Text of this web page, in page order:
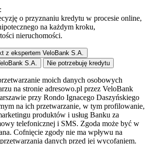
o przyznaniu kredytu w procesie online,
na każdym kroku,
nieruchomości.
z ekspertem VeloBank S.A.
S.A.
Nie potrzebuję kredytu
moich danych osobowych
na stronie adresowo.pl przez VeloBank
przy Rondo Ignacego Daszyńskiego
na ich przetwarzanie, w tym profilowanie,
produktów i usług Banku za
telefonicznej i SMS. Zgoda może być w
Cofnięcie zgody nie ma wpływu na
danych przed jej wycofaniem.